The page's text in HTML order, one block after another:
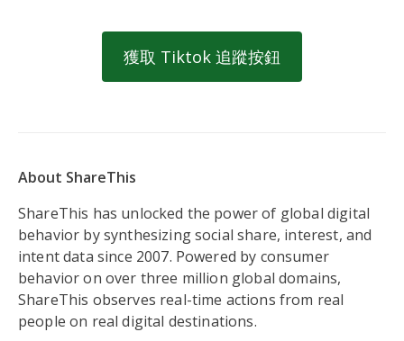
獲取 Tiktok 追蹤按鈕
About ShareThis
ShareThis has unlocked the power of global digital
behavior by synthesizing social share, interest, and
intent data since 2007. Powered by consumer
behavior on over three million global domains,
ShareThis observes real-time actions from real
people on real digital destinations.